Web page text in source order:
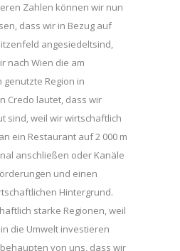
Zahlen können wir nun
dass wir in Bezug auf
angesiedeltsind,
nach Wien die am
Region in
Credo lautet, dass wir
sind, weil wir wirtschaftlich
ein Restaurant auf 2 000 m
anschließen oder Kanäle
und einen
Hintergrund.
starke Regionen, weil
die Umwelt investieren
von uns, dass wir